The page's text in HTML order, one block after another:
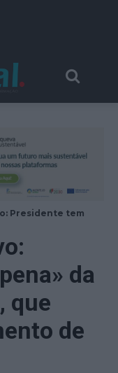
Presidente tem
da
que
de